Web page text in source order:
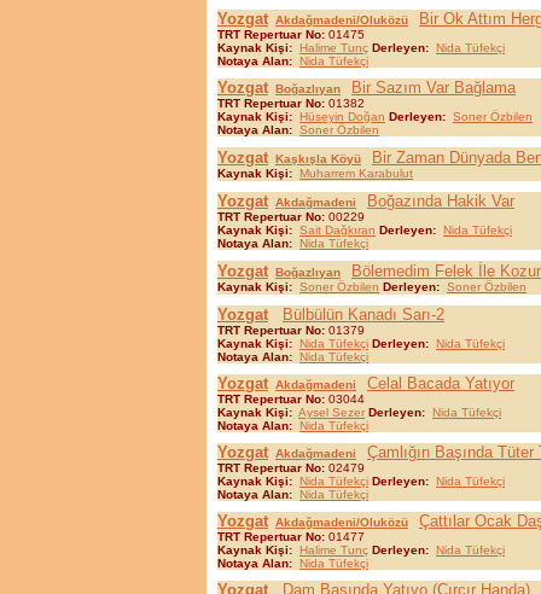
Yozgat Akdağmadeni/Oluközü Bir Ok Attım
TRT Repertuar No: 01475
Kaynak Kişi: Halime Tunç Derleyen: Nida Tüfekçi
Notaya Alan: Nida Tüfekçi
Yozgat Boğazlıyan Bir Sazım Var Bağlama
TRT Repertuar No: 01382
Kaynak Kişi: Hüseyin Doğan Derleyen: Soner Özbilen
Notaya Alan: Soner Özbilen
Yozgat Kaşkışla Köyü Bir Zaman Dünyada
Kaynak Kişi: Muharrem Karabulut
Yozgat Akdağmadeni Boğazında Hakik Var
TRT Repertuar No: 00229
Kaynak Kişi: Sait Dağkıran Derleyen: Nida Tüfekçi
Notaya Alan: Nida Tüfekçi
Yozgat Boğazlıyan Bölemedim Felek İle
Kaynak Kişi: Soner Özbilen Derleyen: Soner Özbilen
Yozgat Bülbülün Kanadı Sarı-2
TRT Repertuar No: 01379
Kaynak Kişi: Nida Tüfekçi Derleyen: Nida Tüfekçi
Notaya Alan: Nida Tüfekçi
Yozgat Akdağmadeni Celal Bacada Yatıyor
TRT Repertuar No: 03044
Kaynak Kişi: Aysel Sezer Derleyen: Nida Tüfekçi
Notaya Alan: Nida Tüfekçi
Yozgat Akdağmadeni Çamlığın Başında Tüter
TRT Repertuar No: 02479
Kaynak Kişi: Nida Tüfekçi Derleyen: Nida Tüfekçi
Notaya Alan: Nida Tüfekçi
Yozgat Akdağmadeni/Oluközü Çattılar Ocak
TRT Repertuar No: 01477
Kaynak Kişi: Halime Tunç Derleyen: Nida Tüfekçi
Notaya Alan: Nida Tüfekçi
Yozgat Dam Başında Yatıyo (Çırçır Handa)